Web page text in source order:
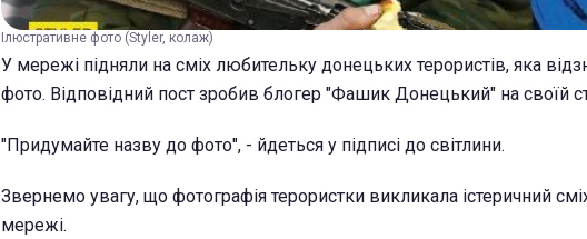
Ілюстративне фото (Styler, колаж)
У мережі підняли на сміх любительку донецьких терористів, яка
фото. Відповідний пост зробив блогер "Фашик Донецький" на своїй
"Придумайте назву до фото", - йдеться у підписі до світлини.
Звернемо увагу, що фотографія терористки викликала істеричний
мережі.